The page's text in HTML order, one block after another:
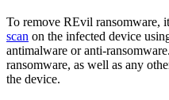
To remove REvil ransomware,
scan on the infected device
antimalware or anti-
ransomware, as well as any
the device.